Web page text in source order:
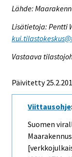
Lähde:
Lisätietoja: Pentti
Vastaava
Päivitetty
Viittausohje
Suomen